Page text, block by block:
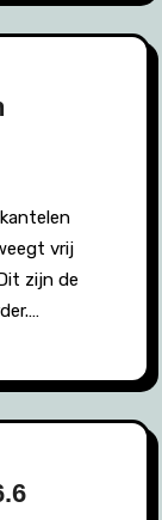
vrij
zijn de